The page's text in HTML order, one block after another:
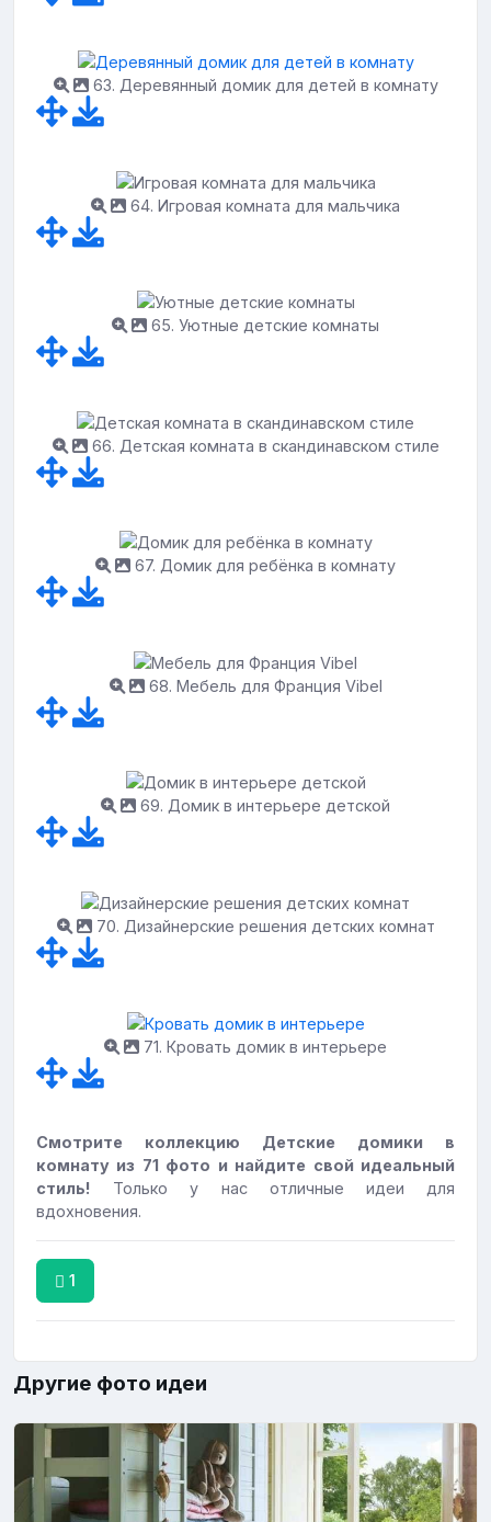
63. Деревянный домик для детей в комнату
64. Игровая комната для мальчика
65. Уютные детские комнаты
66. Детская комната в скандинавском стиле
67. Домик для ребёнка в комнату
68. Мебель для Франция Vibel
69. Домик в интерьере детской
70. Дизайнерские решения детских комнат
71. Кровать домик в интерьере
Смотрите коллекцию Детские домики в
комнату из 71 фото и найдите свой идеальный
стиль!
Только у нас отличные идеи для
вдохновения.
1
Другие фото идеи